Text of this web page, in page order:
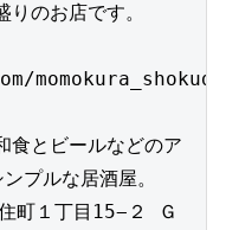
のお店です。
食とビールなどのア
プルな居酒屋。